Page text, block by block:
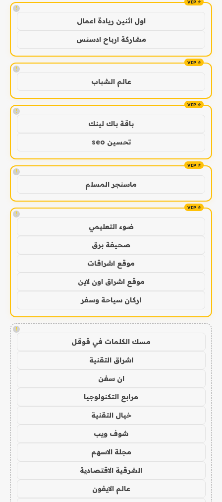
!
اول اثنين ريادة اعمال
مشاركة ارباح ادسنس
!
عالم الشباب
!
باقة باك لينك
تحسين seo
!
ماسنجر المسلم
!
ضوء التعليمي
صحيفة برق
موقع اشراقات
موقع اشراق اون لاين
اركان سياحة وسفر
!
مسك الكلمات في قوقل
اشراق التقنية
ان سفن
مرابع التكنولوجيا
خيال التقنية
شوف ويب
مجلة الاسهم
الشرقية الاقتصادية
عالم الايفون